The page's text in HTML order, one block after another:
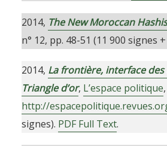
2014, The New Moroccan
n° 12, pp. 48-51 (11 900 signes
2014, La frontière, interface
Triangle d’or, L’espace politique
http://
signes). PDF Full Text.